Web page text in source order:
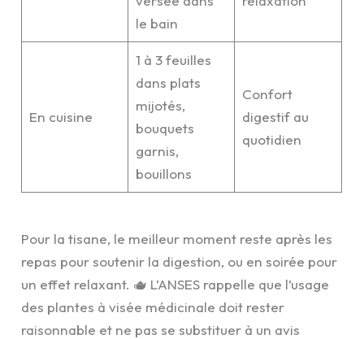
le bain
En cuisine
1 à 3 feuilles
dans plats
mijotés,
bouquets
garnis,
bouillons
Confort
digestif au
quotidien
Pour la tisane, le meilleur moment reste après les
repas pour soutenir la digestion, ou en soirée pour
un effet relaxant. 🫖 L’ANSES rappelle que l’usage
des plantes à visée médicinale doit rester
raisonnable et ne pas se substituer à un avis